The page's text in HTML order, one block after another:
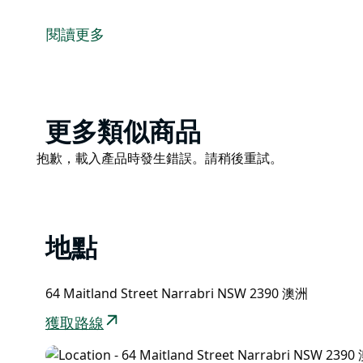
餐廳提供優質中式菜餚，是您與親朋好友輕鬆小聚或
閱讀更多
Product
List
更多類似商品
Product
抱歉，載入產品時發生錯誤。請稍後重試。
地點
64 Maitland Street Narrabri NSW 2390 澳洲
獲取路線